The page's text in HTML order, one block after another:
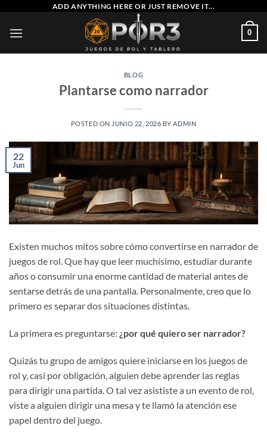
contenido
ADD ANYTHING HERE OR JUST REMOVE IT...
0
BLOG
Plantarse como narrador
POSTED ON JUNIO 22, 2026 BY ADMIN
22
Jun
Existen muchos mitos sobre cómo convertirse en narrador de
juegos de rol. Que hay que leer muchísimo, estudiar durante
años o consumir una enorme cantidad de material antes de
sentarse detrás de una pantalla. Personalmente, creo que lo
primero es separar dos situaciones distintas.
La primera es preguntarse: ¿por qué quiero ser narrador?
Quizás tu grupo de amigos quiere iniciarse en los juegos de
rol y, casi por obligación, alguien debe aprender las reglas
para dirigir una partida. O tal vez asististe a un evento de rol,
viste a alguien dirigir una mesa y te llamó la atención ese
papel dentro del juego.